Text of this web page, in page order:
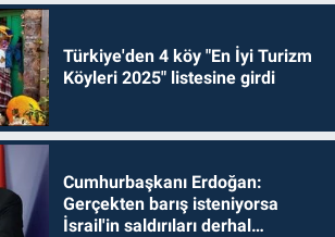
Türkiye'den 4 köy "En İyi Turizm
Köyleri 2025" listesine girdi
Cumhurbaşkanı Erdoğan:
Gerçekten barış isteniyorsa
İsrail'in saldırıları derhal